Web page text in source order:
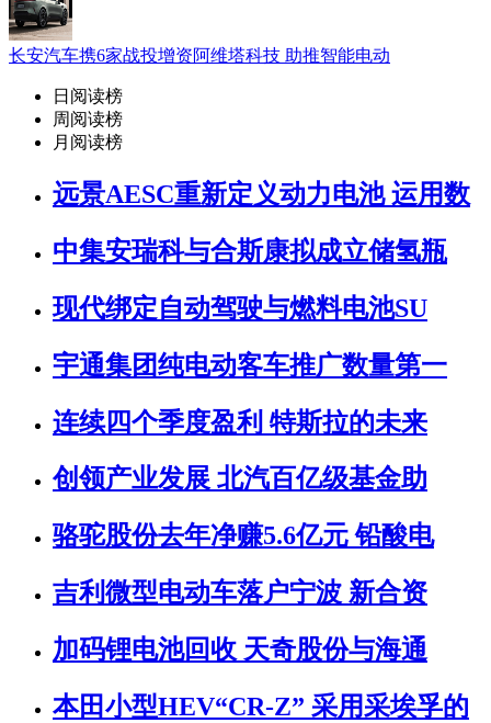
长安汽车携6家战投增资阿维塔科技 助推智能电动
日阅读榜
周阅读榜
月阅读榜
远景AESC重新定义动力电池 运用数
中集安瑞科与合斯康拟成立储氢瓶
现代绑定自动驾驶与燃料电池SU
宇通集团纯电动客车推广数量第一
连续四个季度盈利 特斯拉的未来
创领产业发展 北汽百亿级基金助
骆驼股份去年净赚5.6亿元 铅酸电
吉利微型电动车落户宁波 新合资
加码锂电池回收 天奇股份与海通
本田小型HEV“CR-Z” 采用采埃孚的